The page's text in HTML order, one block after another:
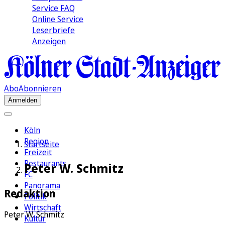
Service FAQ
Online Service
Leserbriefe
Anzeigen
AboAbonnieren
Anmelden
Köln
Region
Freizeit
Restaurants
FC
Panorama
Politik
Wirtschaft
Kultur
Startseite
Peter W. Schmitz
Redaktion
Peter W. Schmitz